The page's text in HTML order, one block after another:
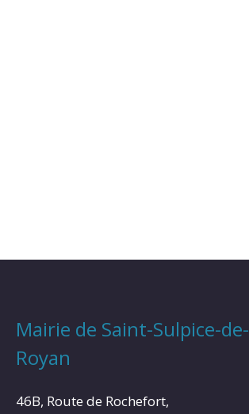
Mairie de Saint-Sulpice-de-
Royan
46B, Route de Rochefort,